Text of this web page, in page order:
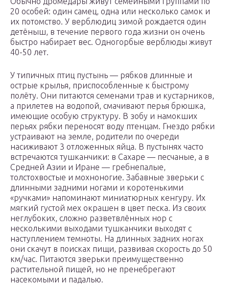
20 особей: один самец, одна или несколько самок и
их потомство. У верблюдиц зимой рождается один
детёныш, в течение первого года жизни он очень
быстро набирает вес. Одногорбые верблюды живут
40-50 лет.
У типичных птиц пустынь — рябков длинные и
острые крылья, приспособленные к быстрому
полёту. Они питаются семенами трав и кустарников,
а прилетев на водопой, смачивают перья брюшка,
имеющие особую структуру. В зобу и намокших
перьях рябки переносят воду птенцам. Гнездо рябки
устраивают на земле, родители по очереди
насиживают 3 отложенных яйца. В пустынях часто
встречаются тушканчики: в Сахаре — песчаные, а в
Средней Азии и Иране — гребнепалые,
толстохвостые и мохноногие. Забавные зверьки с
длинными задними ногами и коротенькими
«ручками» напоминают миниатюрных кенгуру. Их
мягкий густой мех окрашен в цвет песка. Из своих
неглубоких, сложно разветвлённых нор с
несколькими выходами тушканчики выходят с
наступлением темноты. На длинных задних ногах
они скачут в поисках пищи, развивая скорость до 50
км/час. Питаются зверьки преимущественно
растительной пищей, но не пренебрегают
насекомыми и падалью.